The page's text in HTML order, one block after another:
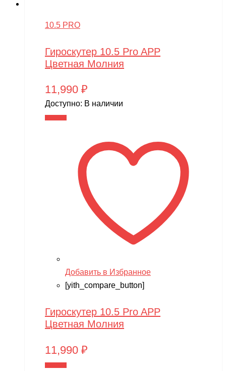
10.5 PRO
Гироскутер 10.5 Pro APP
Цветная Молния
11,990 ₽
Доступно: В наличии
Добавить в Избранное
[yith_compare_button]
Гироскутер 10.5 Pro APP
Цветная Молния
11,990 ₽